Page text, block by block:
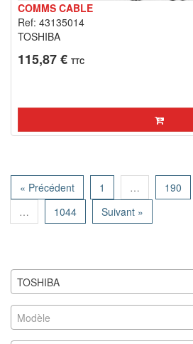
COMMS CABLE
Ref: 43135014
TOSHIBA
115,87 € TTC
« Précédent 1 … 190
…
1044 Suivant »
TOSHIBA
Modèle